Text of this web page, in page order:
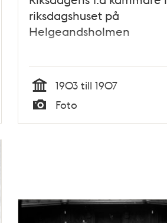
riksdagshuset på
Helgeandsholmen
Tid
1903 till 1907
Typ
Foto